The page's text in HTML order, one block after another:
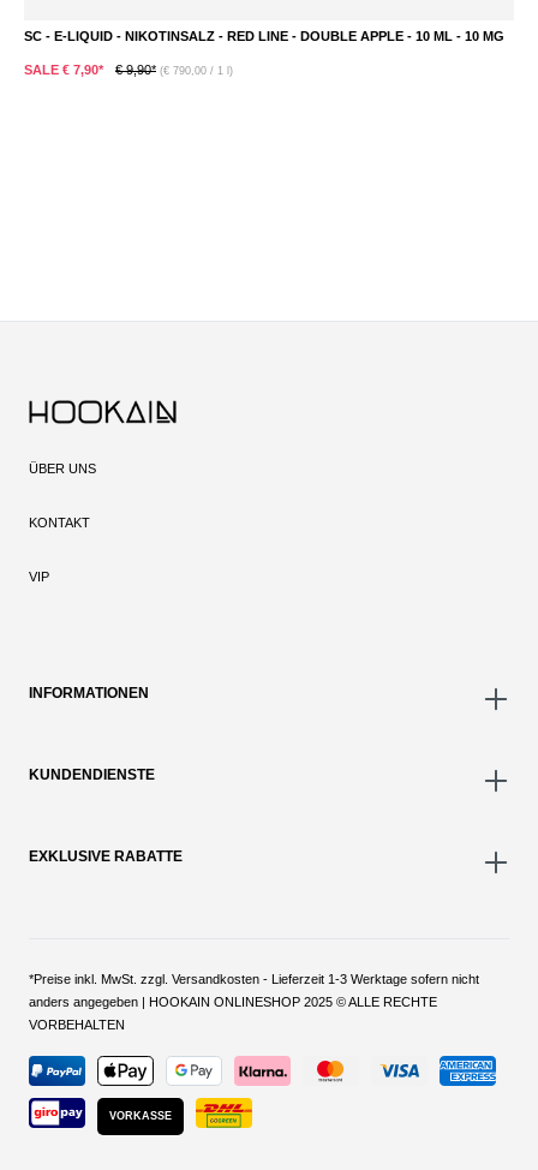
SC - E-LIQUID - NIKOTINSALZ - RED LINE - DOUBLE APPLE - 10 ML - 10 MG
SALE € 7,90* € 9,90* (€ 790,00 / 1 l)
ÜBER UNS
KONTAKT
VIP
INFORMATIONEN
KUNDENDIENSTE
EXKLUSIVE RABATTE
*Preise inkl. MwSt. zzgl. Versandkosten - Lieferzeit 1-3 Werktage sofern nicht
anders angegeben | HOOKAIN ONLINESHOP 2025 © ALLE RECHTE
VORBEHALTEN
VORKASSE